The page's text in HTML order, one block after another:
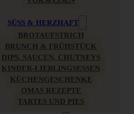
SÜSS & HERZHAFT
BROTAUFSTRICH
BRUNCH & FRÜHSTÜCK
DIPS, SAUCEN, CHUTNEYS
KINDER-LIEBLINGSESSEN
KÜCHENGESCHENKE
OMAS REZEPTE
TARTES UND PIES